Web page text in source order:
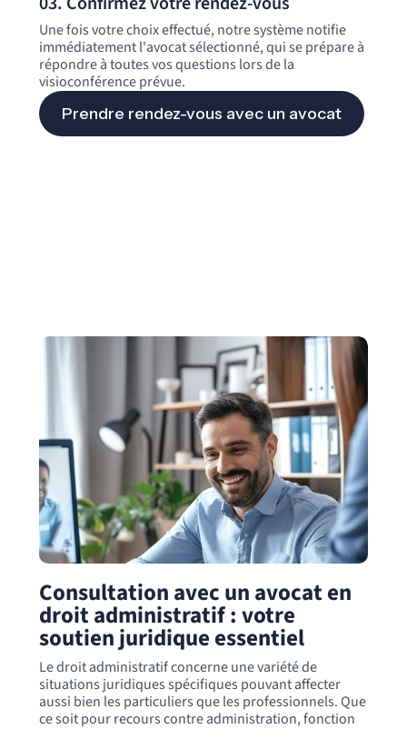
Une fois votre choix effectué, notre système notifie
immédiatement l'avocat sélectionné, qui se prépare à
répondre à toutes vos questions lors de la
visioconférence prévue.
Prendre rendez-vous avec un avocat
Consultation avec un avocat en
droit administratif : votre
soutien juridique essentiel
Le droit administratif concerne une variété de
situations juridiques spécifiques pouvant affecter
aussi bien les particuliers que les professionnels. Que
ce soit pour recours contre administration, fonction